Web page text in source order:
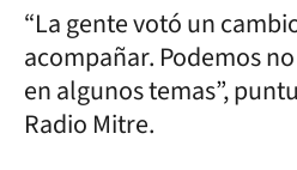
“La gente votó un
acompañar. Podemos
en algunos temas”,
Radio Mitre.